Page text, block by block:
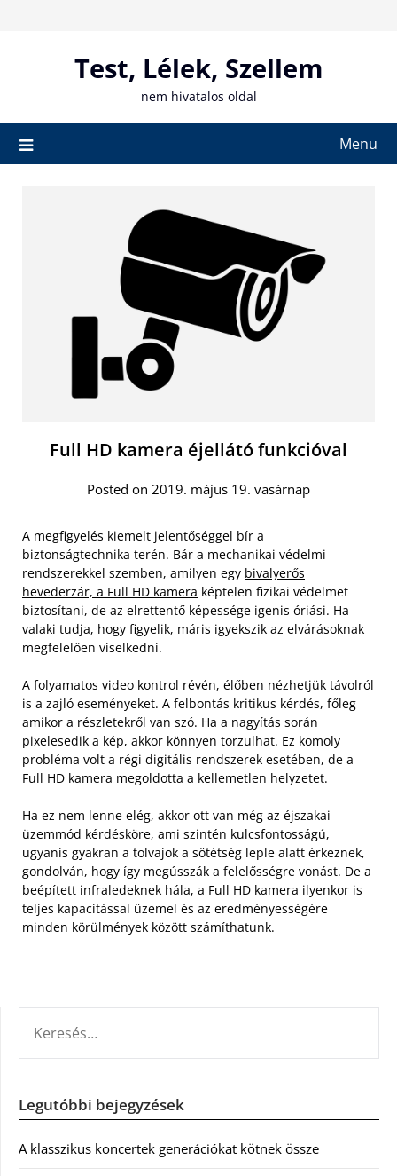
Test, Lélek, Szellem
nem hivatalos oldal
Menu
Full HD kamera éjellátó funkcióval
Posted on 2019. május 19. vasárnap
A megfigyelés kiemelt jelentőséggel bír a
biztonságtechnika terén. Bár a mechanikai védelmi
rendszerekkel szemben, amilyen egy bivalyerős
hevederzár, a Full HD kamera képtelen fizikai védelmet
biztosítani, de az elrettentő képessége igenis óriási. Ha
valaki tudja, hogy figyelik, máris igyekszik az elvárásoknak
megfelelően viselkedni.
A folyamatos video kontrol révén, élőben nézhetjük távolról
is a zajló eseményeket. A felbontás kritikus kérdés, főleg
amikor a részletekről van szó. Ha a nagyítás során
pixelesedik a kép, akkor könnyen torzulhat. Ez komoly
probléma volt a régi digitális rendszerek esetében, de a
Full HD kamera megoldotta a kellemetlen helyzetet.
Ha ez nem lenne elég, akkor ott van még az éjszakai
üzemmód kérdésköre, ami szintén kulcsfontosságú,
ugyanis gyakran a tolvajok a sötétség leple alatt érkeznek,
gondolván, hogy így megússzák a felelősségre vonást. De a
beépített infraledeknek hála, a Full HD kamera ilyenkor is
teljes kapacitással üzemel és az eredményességére
minden körülmények között számíthatunk.
Legutóbbi bejegyzések
A klasszikus koncertek generációkat kötnek össze